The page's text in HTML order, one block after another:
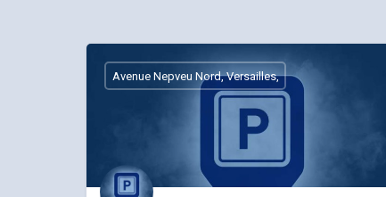
Avenue Nepveu Nord, Versailles,